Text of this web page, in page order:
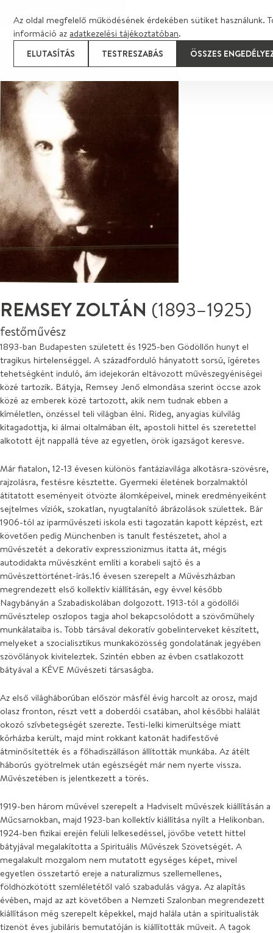
Az oldal megfelelő működésének érdekében sütiket használunk.
információ az adatkezelési tájékoztatóban.
ELUTASÍTÁS
TESTRESZABÁS ÖSSZES
REMSEY ZOLTÁN (1893–1925)
festőművész
1893-ban Budapesten született és 1925-ben Gödöllőn hunyt el
tragikus hirtelenséggel. A századforduló hányatott sorsú, ígéretes
tehetségként induló, ám idejekorán eltávozott művészegyéniségei
közé tartozik. Bátyja, Remsey Jenő elmondása szerint öccse azok
közé az emberek közé tartozott, akik nem tudnak ebben a
kíméletlen, önzéssel teli világban élni. Rideg, anyagias külvilág
kitagadottja, ki álmai oltalmában élt, apostoli hittel és szeretettel
alkotott éjt nappallá téve az egyetlen, örök igazságot keresve.
Már fiatalon, 12-13 évesen különös fantáziavilága alkotásra-szövésre,
rajzolásra, festésre késztette. Gyermeki életének borzalmaktól
átitatott eseményeit ötvözte álomképeivel, minek eredményeiként
sejtelmes víziók, szokatlan, nyugtalanító ábrázolások születtek. Bár
1906-tól az iparművészeti iskola esti tagozatán kapott képzést, ezt
követően pedig Münchenben is tanult festészetet, ahol a
művészetét a dekoratív expresszionizmus itatta át, mégis
autodidakta művészként említi a korabeli sajtó és a
művészettörténet-írás.16 évesen szerepelt a Művészházban
megrendezett első kollektív kiállításán, egy évvel később
Nagybányán a Szabadiskolában dolgozott. 1913-tól a gödöllői
művésztelep oszlopos tagja ahol bekapcsolódott a szövőműhely
munkálataiba is. Több társával dekoratív gobelinterveket készített,
melyeket a szocialisztikus munkaközösség gondolatának jegyében
szövőlányok kiviteleztek. Szintén ebben az évben csatlakozott
bátyával a KÉVE Művészeti társaságba.
Az első világháborúban először másfél évig harcolt az orosz, majd
olasz fronton, részt vett a doberdói csatában, ahol későbbi halálát
okozó szívbetegségét szerezte. Testi-lelki kimerültsége miatt
kórházba került, majd mint rokkant katonát hadifestővé
átminősítették és a főhadiszálláson állították munkába. Az átélt
háborús gyötrelmek után egészségét már nem nyerte vissza.
Művészetében is jelentkezett a törés.
1919-ben három művével szerepelt a Hadviselt művészek kiállításán a
Műcsarnokban, majd 1923-ban kollektív kiállítása nyílt a Helikonban.
1924-ben fizikai erején felüli lelkesedéssel, jövőbe vetett hittel
bátyjával megalakította a Spirituális Művészek Szövetségét. A
megalakult mozgalom nem mutatott egységes képet, mivel
egyetlen összetartó ereje a naturalizmus szellemellenes,
földhözkötött szemléletétől való szabadulás vágya. Az alapítás
évében, majd az azt követőben a Nemzeti Szalonban megrendezett
kiállításon még szerepelt képekkel, majd halála után a spiritualisták
tizenöt éves jubiláris bemutatóján is kiállították műveit. A tagok